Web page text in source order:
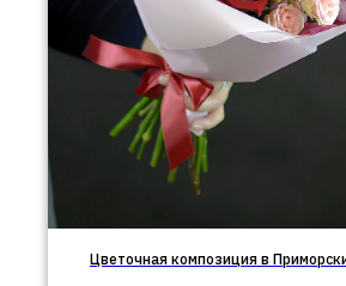
Цветочная композиция в